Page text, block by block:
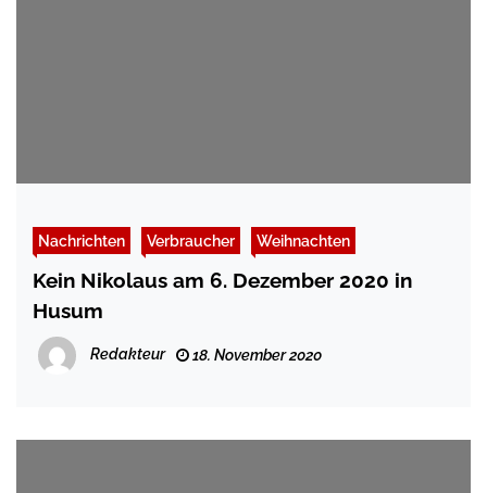
Nachrichten Verbraucher Weihnachten
Kein Nikolaus am 6. Dezember 2020 in
Husum
Redakteur 18. November 2020